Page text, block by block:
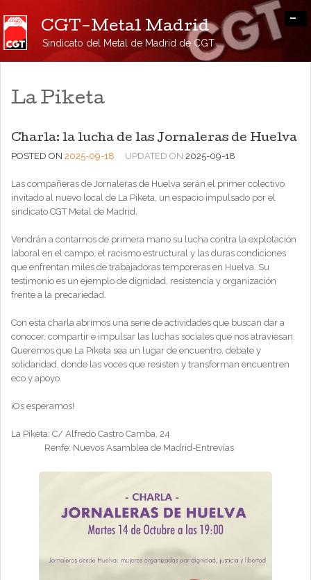
CGT-Metal Madrid
Sindicato del Metal de Madrid de CGT
-
La Piketa
Charla: la lucha de las Jornaleras de Huelva
POSTED ON 2025-09-18 UPDATED ON 2025-09-18
Las compañeras de Jornaleras de Huelva serán el primer colectivo
invitado al nuevo local de La Piketa, un espacio impulsado por el
sindicato CGT Metal de Madrid.
Vendrán a contarnos de primera mano su lucha contra la explotación
laboral en el campo, el racismo estructural y las duras condiciones
que enfrentan miles de trabajadoras temporeras en Huelva. Su
testimonio es un ejemplo de dignidad, resistencia y organización
frente a la precariedad.
Con esta charla abrimos una serie de actividades que buscan dar a
conocer, compartir e impulsar las luchas sociales que nos atraviesan.
Queremos que La Piketa sea un lugar de encuentro, debate y
solidaridad, donde las voces que resisten y transforman encuentren
eco y apoyo.
¡Os esperamos!
La Piketa: C/ Alfredo Castro Camba, 24
Renfe: Nuevos Asamblea de Madrid-Entrevías